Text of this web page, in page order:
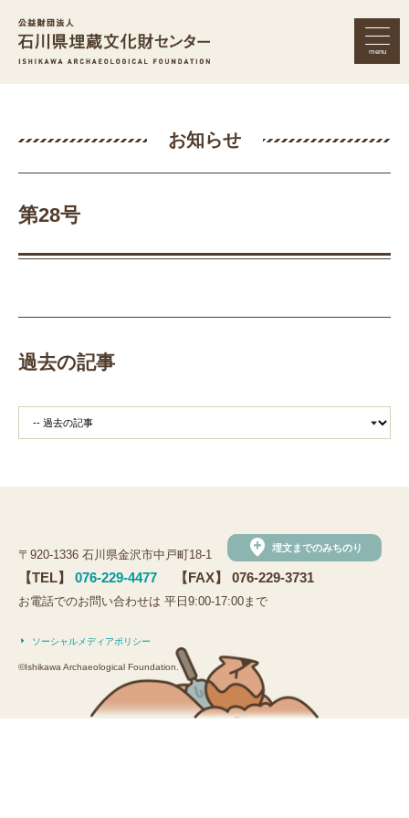
menu
お知らせ
第28号
過去の記事
〒920-1336 石川県金沢市中戸町18-1 add_location 埋文までのみちのり
【TEL】 076-229-4477 【FAX】 076-229-3731
お電話でのお問い合わせは 平日9:00-17:00まで
ソーシャルメディアポリシー
©Ishikawa Archaeological Foundation.